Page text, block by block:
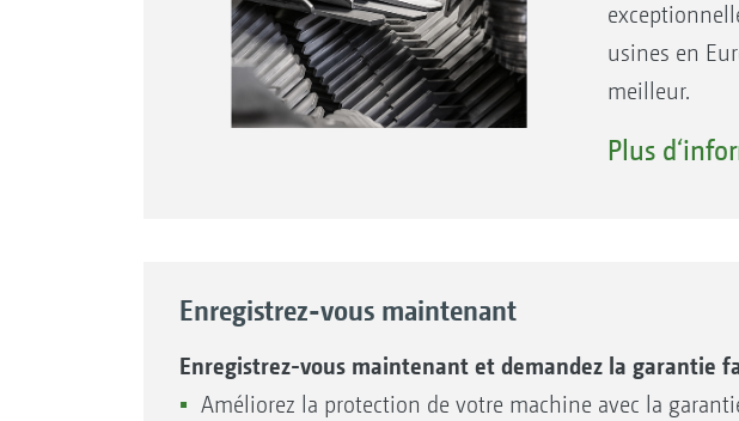
usines en
meilleur.
espaces
de rechange
Tecklenburg-
Plus
Enregistrez-vous maintenant
Enregistrez-vous maintenant et demandez la garantie
Améliorez la protection de votre machine avec la